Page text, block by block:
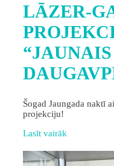
LĀZER-
Šogad Jaungada naktī
projekciju!
Lasīt vairāk